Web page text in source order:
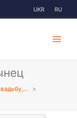
UKR RU